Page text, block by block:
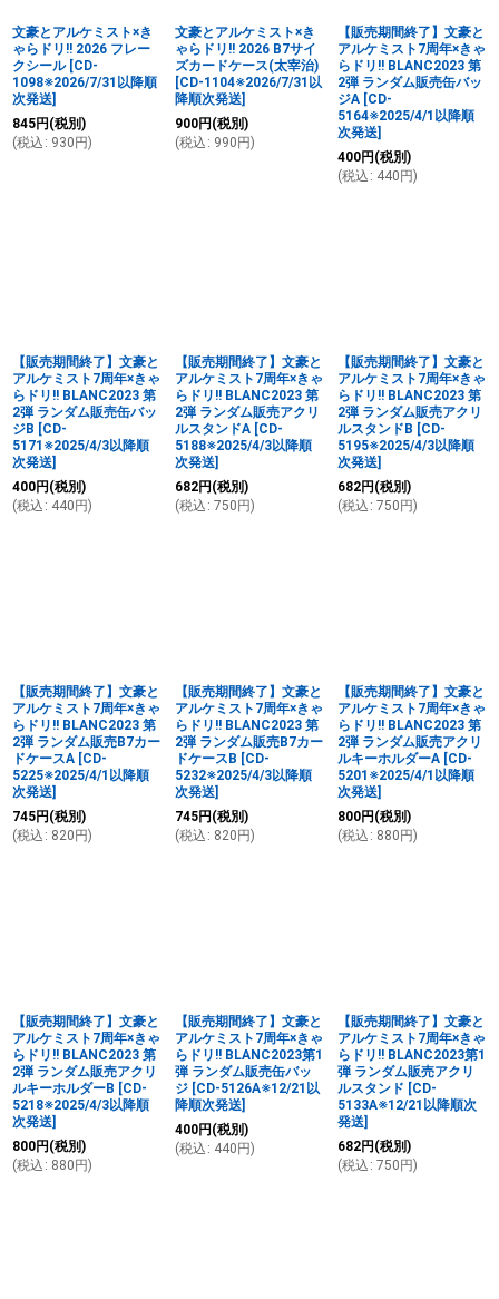
文豪とアルケミスト×き
ゃらドリ!! 2026 フレー
クシール [CD-
1098※2026/7/31以降順
次発送]
845円 (税別)
(税込 : 930 円)
文豪とアルケミスト×き
ゃらドリ!! 2026 B7サイ
ズカードケース(太宰治)
[CD-1104※2026/7/31以
降順次発送]
900円 (税別)
(税込 : 990 円)
【販売期間終了】文豪と
アルケミスト7周年×きゃ
らドリ!! BLANC2023 第
2弾 ランダム販売缶バッ
ジA [CD-
5164※2025/4/1以降順
次発送]
400円 (税別)
(税込 : 440 円)
【販売期間終了】文豪と
アルケミスト7周年×きゃ
らドリ!! BLANC2023 第
2弾 ランダム販売缶バッ
ジB [CD-
5171※2025/4/3以降順
次発送]
400円 (税別)
(税込 : 440 円)
【販売期間終了】文豪と
アルケミスト7周年×きゃ
らドリ!! BLANC2023 第
2弾 ランダム販売アクリ
ルスタンドA [CD-
5188※2025/4/3以降順
次発送]
682円 (税別)
(税込 : 750 円)
【販売期間終了】文豪と
アルケミスト7周年×きゃ
らドリ!! BLANC2023 第
2弾 ランダム販売アクリ
ルスタンドB [CD-
5195※2025/4/3以降順
次発送]
682円 (税別)
(税込 : 750 円)
【販売期間終了】文豪と
アルケミスト7周年×きゃ
らドリ!! BLANC2023 第
2弾 ランダム販売B7カー
ドケースA [CD-
5225※2025/4/1以降順
次発送]
745円 (税別)
(税込 : 820 円)
【販売期間終了】文豪と
アルケミスト7周年×きゃ
らドリ!! BLANC2023 第
2弾 ランダム販売B7カー
ドケースB [CD-
5232※2025/4/3以降順
次発送]
745円 (税別)
(税込 : 820 円)
【販売期間終了】文豪と
アルケミスト7周年×きゃ
らドリ!! BLANC2023 第
2弾 ランダム販売アクリ
ルキーホルダーA [CD-
5201※2025/4/1以降順
次発送]
800円 (税別)
(税込 : 880 円)
【販売期間終了】文豪と
アルケミスト7周年×きゃ
らドリ!! BLANC2023 第
2弾 ランダム販売アクリ
ルキーホルダーB [CD-
5218※2025/4/3以降順
次発送]
800円 (税別)
(税込 : 880 円)
【販売期間終了】文豪と
アルケミスト7周年×きゃ
らドリ!! BLANC2023第1
弾 ランダム販売缶バッ
ジ [CD-5126A※12/21以
降順次発送]
400円 (税別)
(税込 : 440 円)
【販売期間終了】文豪と
アルケミスト7周年×きゃ
らドリ!! BLANC2023第1
弾 ランダム販売アクリ
ルスタンド [CD-
5133A※12/21以降順次
発送]
682円 (税別)
(税込 : 750 円)